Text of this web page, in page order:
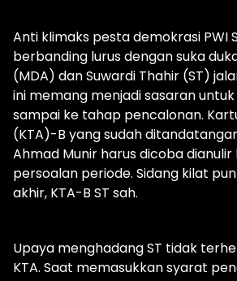
Anti klimaks pesta demokrasi PWI
berbanding lurus dengan suka
(MDA) dan Suwardi Thahir (ST)
ini memang menjadi sasaran
sampai ke tahap pencalonan.
(KTA)-B yang sudah
Ahmad Munir harus dicoba
persoalan periode. Sidang kilat
akhir, KTA-B ST sah.
Upaya menghadang ST tidak
KTA. Saat memasukkan syarat